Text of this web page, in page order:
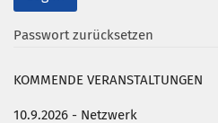
Passwort zurücksetzen
KOMMENDE VERANSTALTUNGEN
10.9.2026 - Netzwerk